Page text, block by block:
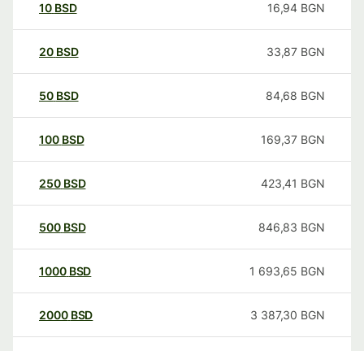
10 BSD 16,94 BGN
20 BSD 33,87 BGN
50 BSD 84,68 BGN
100 BSD 169,37 BGN
250 BSD 423,41 BGN
500 BSD 846,83 BGN
1000 BSD 1 693,65 BGN
2000 BSD 3 387,30 BGN